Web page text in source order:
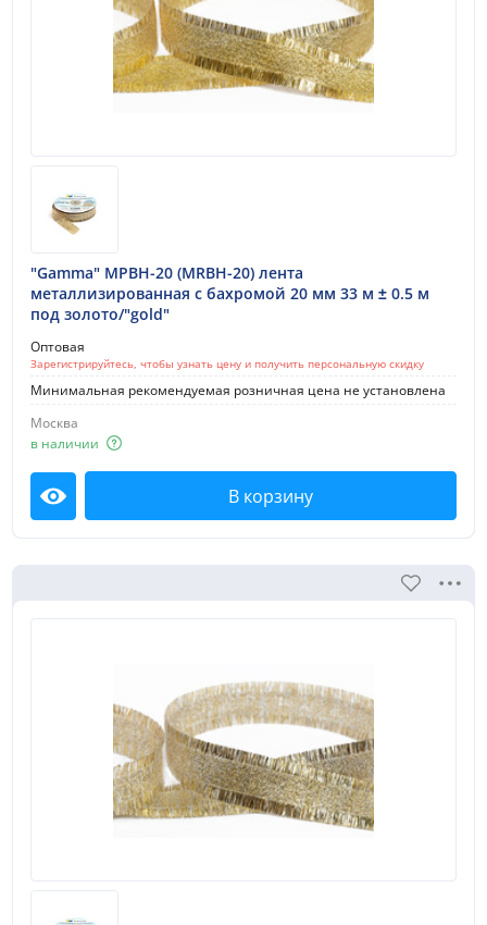
"Gamma" МРВН-20 (MRBH-20) лента
металлизированная с бахромой 20 мм 33 м ± 0.5 м
под золото/"gold"
Оптовая
Зарегистрируйтесь, чтобы узнать цену и получить персональную скидку
Минимальная рекомендуемая розничная цена не установлена
Москва
в наличии
Посмотреть В корзину